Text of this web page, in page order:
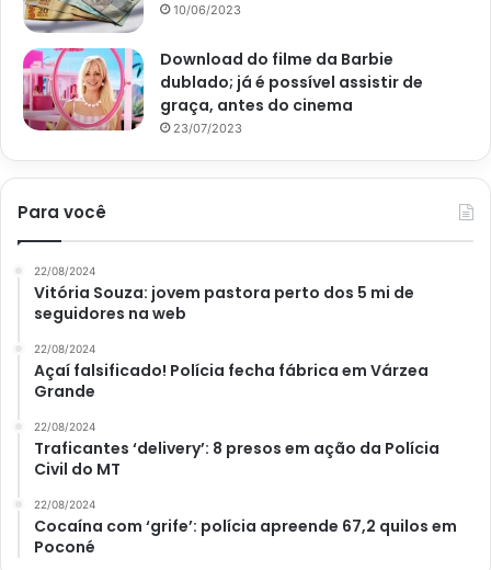
10/06/2023
Download do filme da Barbie
dublado; já é possível assistir de
graça, antes do cinema
23/07/2023
Para você
22/08/2024
Vitória Souza: jovem pastora perto dos 5 mi de
seguidores na web
22/08/2024
Açaí falsificado! Polícia fecha fábrica em Várzea
Grande
22/08/2024
Traficantes ‘delivery’: 8 presos em ação da Polícia
Civil do MT
22/08/2024
Cocaína com ‘grife’: polícia apreende 67,2 quilos em
Poconé